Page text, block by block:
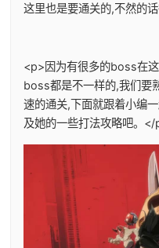
这里也是要通关的,不然的
<p>因为有很多的boss在
boss都是不一样的,我们要
速的通关,下面就跟着小编
及她的一些打法攻略吧。</